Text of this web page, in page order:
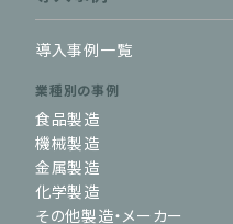
導入事例一覧
業種別の事例
食品製造
機械製造
金属製造
化学製造
その他製造・メーカー